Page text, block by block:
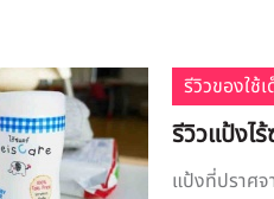
รีวิวของใช้
รีวิวแป้งไ
แป้งที่ปราศจ